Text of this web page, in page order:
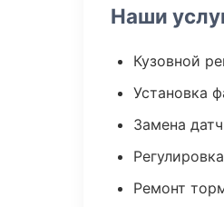
Наши
Кузовной
Установка
Замена
Ремонт